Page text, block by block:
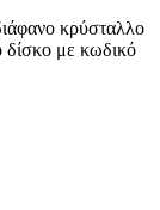
κρύσταλλο
με κωδικό